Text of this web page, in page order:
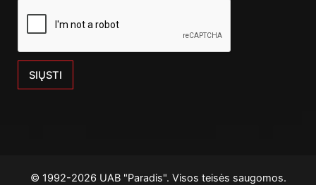
SIŲSTI
© 1992-2026 UAB "Paradis". Visos teisės saugomos.